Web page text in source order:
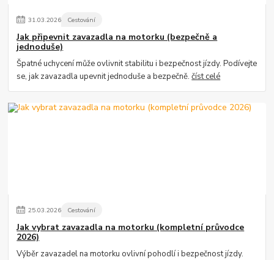
31.03.2026 Cestování
Jak připevnit zavazadla na motorku (bezpečně a
jednoduše)
Špatné uchycení může ovlivnit stabilitu i bezpečnost jízdy. Podívejte
se, jak zavazadla upevnit jednoduše a bezpečně.číst celé
25.03.2026 Cestování
Jak vybrat zavazadla na motorku (kompletní průvodce
2026)
Výběr zavazadel na motorku ovlivní pohodlí i bezpečnost jízdy.